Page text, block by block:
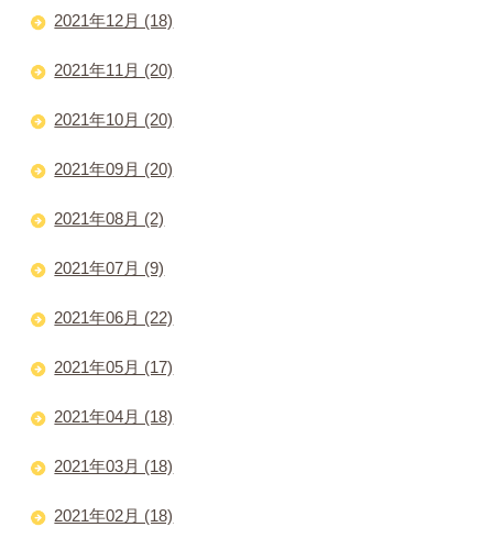
2021年12月 (18)
2021年11月 (20)
2021年10月 (20)
2021年09月 (20)
2021年08月 (2)
2021年07月 (9)
2021年06月 (22)
2021年05月 (17)
2021年04月 (18)
2021年03月 (18)
2021年02月 (18)